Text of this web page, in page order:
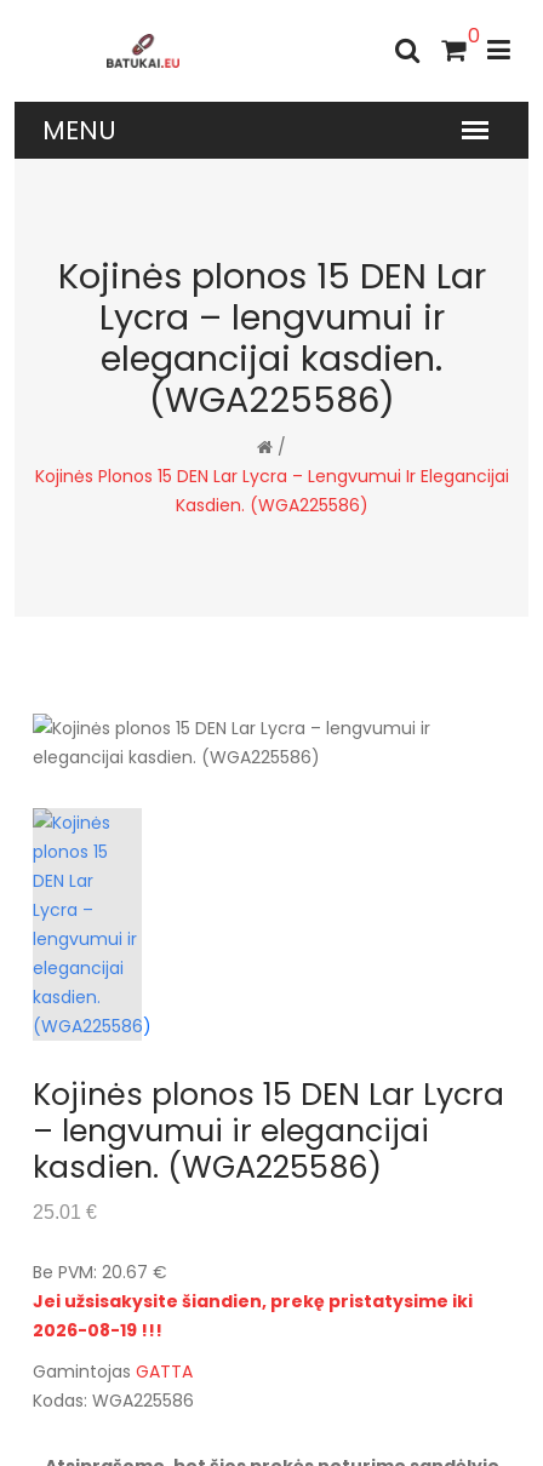
0
Kojinės plonos 15 DEN Lar
Lycra – lengvumui ir
elegancijai kasdien.
(WGA225586)
/
Kojinės Plonos 15 DEN Lar Lycra – Lengvumui Ir Elegancijai
Kasdien. (WGA225586)
Kojinės plonos 15 DEN Lar Lycra
– lengvumui ir elegancijai
kasdien. (WGA225586)
25.01 €
Be PVM: 20.67 €
Jei užsisakysite šiandien, prekę pristatysime iki
2026-08-19 !!!
Gamintojas GATTA
Kodas: WGA225586